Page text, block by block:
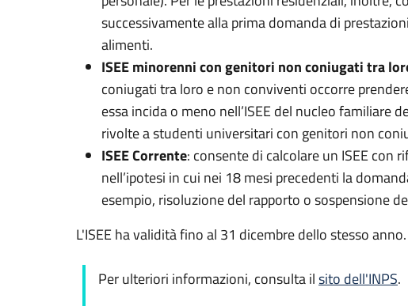
successivamente alla prima domanda di
alimenti.
ISEE minorenni con genitori non coniugati tra
coniugati tra loro e non conviventi occorre
essa incida o meno nell’ISEE del nucleo familiare
rivolte a studenti universitari con genitori non
ISEE Corrente: consente di calcolare un ISEE
nell’ipotesi in cui nei 18 mesi precedenti la
esempio, risoluzione del rapporto o sospensione
L'ISEE ha validità fino al 31 dicembre dello stesso anno.
Per ulteriori informazioni, consulta ilsito dell'INPS.